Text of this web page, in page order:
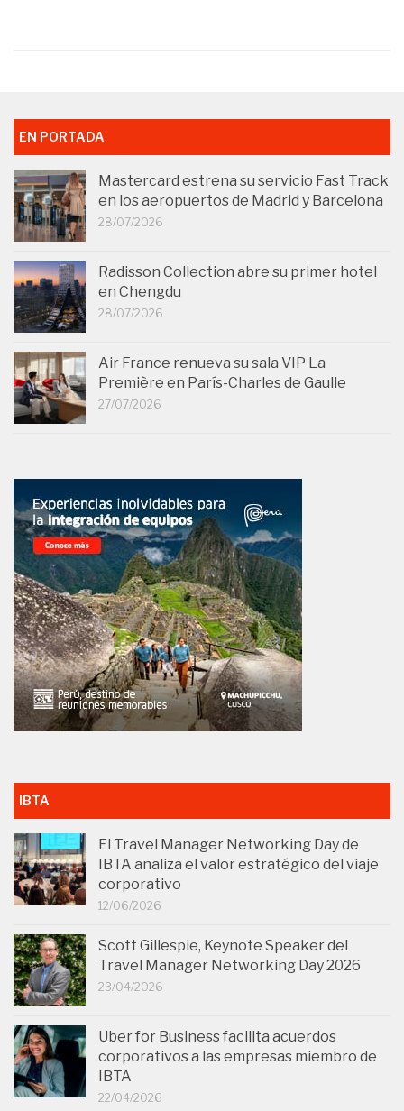
EN PORTADA
Mastercard estrena su servicio Fast Track
en los aeropuertos de Madrid y Barcelona
28/07/2026
Radisson Collection abre su primer hotel
en Chengdu
28/07/2026
Air France renueva su sala VIP La
Première en París-Charles de Gaulle
27/07/2026
IBTA
El Travel Manager Networking Day de
IBTA analiza el valor estratégico del viaje
corporativo
12/06/2026
Scott Gillespie, Keynote Speaker del
Travel Manager Networking Day 2026
23/04/2026
Uber for Business facilita acuerdos
corporativos a las empresas miembro de
IBTA
22/04/2026